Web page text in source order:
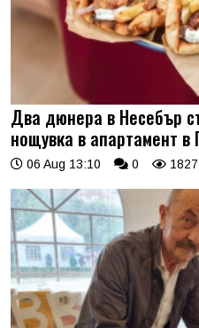
Два дюнера в Несебър
нощувка в апартамент в
06 Aug 13:10 0 1827